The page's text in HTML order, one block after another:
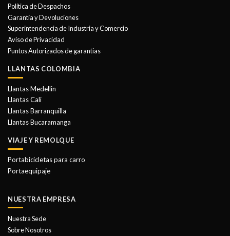
pueden
elegir
en
la
página
de
Política de Despachos
Garantía y Devoluciones
Superintendencia de Industria y Comercio
Aviso de Privacidad
Puntos Autorizados de garantias
LLANTAS COLOMBIA
Llantas Medellin
Llantas Cali
Llantas Barranquilla
Llantas Bucaramanga
VIAJE Y REMOLQUE
Portabicicletas para carro
Portaequipaje
NUESTRA EMPRESA
Nuestra Sede
Sobre Nosotros